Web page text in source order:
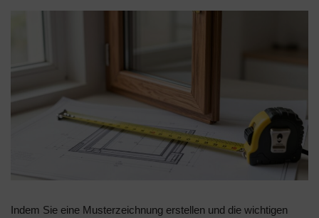
Indem Sie eine Musterzeichnung erstellen und die wichtigen